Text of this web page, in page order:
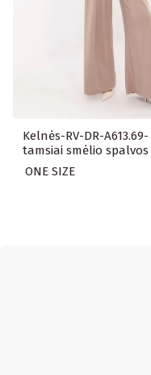
Kelnės-RV-DR-A613.69-
tamsiai smėlio spalvos
ONE SIZE